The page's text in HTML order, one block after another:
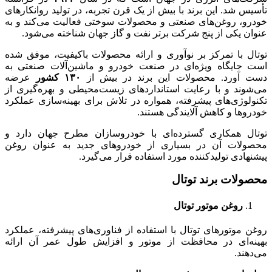
تأسیس شد. این برند با بیش از یک قرن تجربه، در تولید روانکارهای
خودرو، روغن‌های صنعتی و محصولات سوختی فعالیت می‌کند و به
عنوان یکی از پنج شرکت برتر نفت و گاز جهان شناخته می‌شود.
توتال با تمرکز بر نوآوری و ارائه محصولات باکیفیت، موفق شده
است جایگاه ویژه‌ای در صنعت خودرو و ماشین‌آلات صنعتی به
دست آورد. محصولات این برند در بیش از
۱۳۰ کشور
عرضه
می‌شوند و با رعایت استانداردهای زیست‌محیطی و بهره‌گیری از
تکنولوژی‌های پیشرفته، همواره در تلاش برای بهینه‌سازی عملکرد
خودروها و کاهش آلایندگی هستند.
توتال همکاری گسترده‌ای با خودروسازان مطرح جهان دارد و
محصولات آن در بسیاری از خودروهای جدید به عنوان روغن
پیشنهادی تولیدکننده مورد استفاده قرار می‌گیرد.
محصولات برند توتال
روغن موتور توتال
روغن موتورهای توتال با استفاده از فناوری‌های پیشرفته، عملکرد
بهینه‌ای در محافظت از موتور و افزایش طول عمر آن ارائه
می‌دهند.